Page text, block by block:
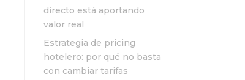
directo está aportando
valor real
Estrategia de pricing
hotelero: por qué no basta
con cambiar tarifas